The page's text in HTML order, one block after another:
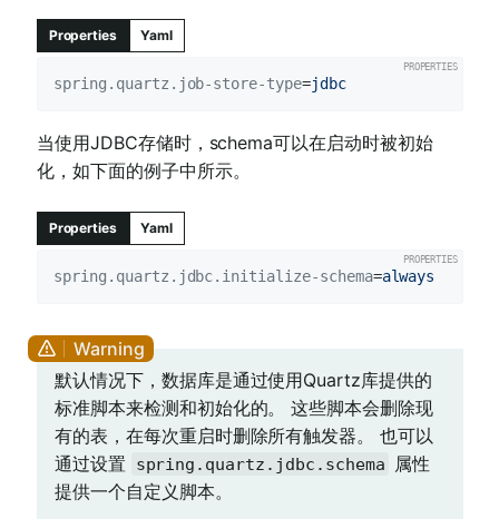
Properties Yaml
spring.quartz.job-store-type=jdbc
当使用JDBC存储时，schema可以在启动时被初始
化，如下面的例子中所示。
Properties Yaml
spring.quartz.jdbc.initialize-schema=always
默认情况下，数据库是通过使用Quartz库提供的
标准脚本来检测和初始化的。 这些脚本会删除现
有的表，在每次重启时删除所有触发器。 也可以
通过设置
spring.quartz.jdbc.schema
属性
提供一个自定义脚本。